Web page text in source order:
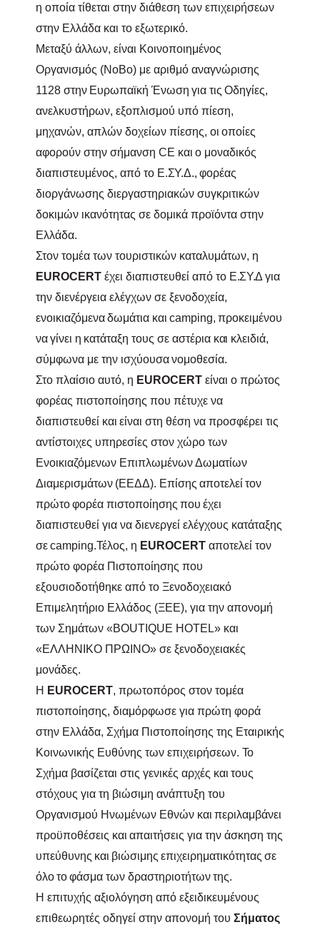
η οποία τίθεται στην διάθεση των επιχειρήσεων
στην Ελλάδα και το εξωτερικό.
Μεταξύ άλλων, είναι Κοινοποιημένος
Οργανισμός (ΝοΒο) με αριθμό αναγνώρισης
1128 στην Ευρωπαϊκή Ένωση για τις Οδηγίες,
ανελκυστήρων, εξοπλισμού υπό πίεση,
μηχανών, απλών δοχείων πίεσης, οι οποίες
αφορούν στην σήμανση CE καιο μοναδικός
διαπιστευμένος, από το Ε.ΣΥ.Δ.,φορέας
διοργάνωσης διεργαστηριακών συγκριτικών
δοκιμών ικανότητας σε δομικά προϊόντα στην
Ελλάδα.
Στον τομέα των τουριστικών καταλυμάτων, η
EUROCERT έχει διαπιστευθεί από το Ε.ΣΥ.Δ για
την διενέργεια ελέγχων σε ξενοδοχεία,
ενοικιαζόμενα δωμάτια και camping, προκειμένου
να γίνει η κατάταξη τους σε αστέρια και κλειδιά,
σύμφωνα με την ισχύουσανομοθεσία.
Στο πλαίσιο αυτό, η EUROCERT είναι ο πρώτος
φορέας πιστοποίησης που πέτυχε να
διαπιστευθεί καιείναι στη θέση να προσφέρει τις
αντίστοιχες υπηρεσίες στον χώρο των
Ενοικιαζόμενων Επιπλωμένων Δωματίων
Διαμερισμάτων (ΕΕΔΔ). Επίσης αποτελεί τον
πρώτοφορέα πιστοποίησης που έχει
διαπιστευθεί για να διενεργεί ελέγχους κατάταξης
σεcamping.Τέλος, η EUROCERT αποτελεί τον
πρώτο φορέα Πιστοποίησης που
εξουσιοδοτήθηκε από το Ξενοδοχειακό
Επιμελητήριο Ελλάδος (ΞΕΕ), για την απονομή
των Σημάτων «BOUTIQUE HOTEL» και
«ΕΛΛΗΝΙΚΟ ΠΡΩΙΝΟ» σε ξενοδοχειακές
μονάδες.
Η EUROCERT, πρωτοπόρος στον τομέα
πιστοποίησης, διαμόρφωσε για πρώτη φορά
στην Ελλάδα, Σχήμα Πιστοποίησης της Εταιρικής
Κοινωνικής Ευθύνης των επιχειρήσεων. Το
Σχήμα βασίζεται στις γενικές αρχές καιτους
στόχους για τη βιώσιμη ανάπτυξη του
Οργανισμού Ηνωμένων Εθνών καιπεριλαμβάνει
προϋποθέσεις καιαπαιτήσεις για την άσκηση της
υπεύθυνης και βιώσιμης επιχειρηματικότητας σε
όλοτο φάσμα των δραστηριοτήτων της.
Η επιτυχής αξιολόγηση από εξειδικευμένους
επιθεωρητές οδηγεί στην απονομή του Σήματος